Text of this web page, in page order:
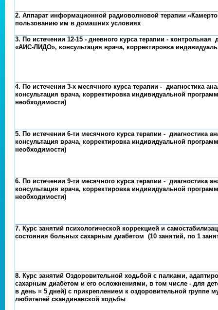
2. Аппарат информационной радиоволновой терапии
пользованию им в домашних условиях
3. По истечении 12-15 - дневного курса терапии - контрольная
«АИС-ЛИДО», консультация врача, корректировка
4. По истечении 3-х месячного курса терапии - диагностика
консультация врача, корректировка индивидуальной
необходимости)
5. По истечении 6-ти месячного курса терапии - диагностика
консультация врача, корректировка индивидуальной
необходимости)
6. По истечении 9-ти месячного курса терапии - диагностика
консультация врача, корректировка индивидуальной
необходимости)
7. Курс занятий психологической коррекцией и
состояния больных сахарным диабетом (10 занятий, по 1
8. Курс занятий Оздоровительной ходьбой с палками,
сахарным диабетом и его осложнениями, в том числе - для
в день = 5 дней) с прикреплением к оздоровительной группе
любителей скандинавской ходьбы